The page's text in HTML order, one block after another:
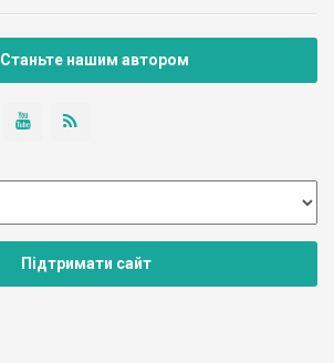
Станьте нашим автором
Підтримати сайт